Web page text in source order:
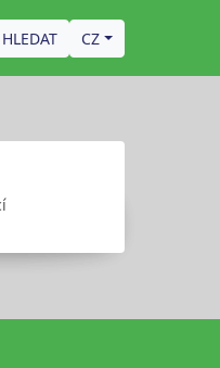
CZ